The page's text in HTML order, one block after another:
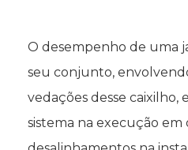
O desempenho de uma
seu conjunto,
vedações desse caixilho,
sistema na execução em